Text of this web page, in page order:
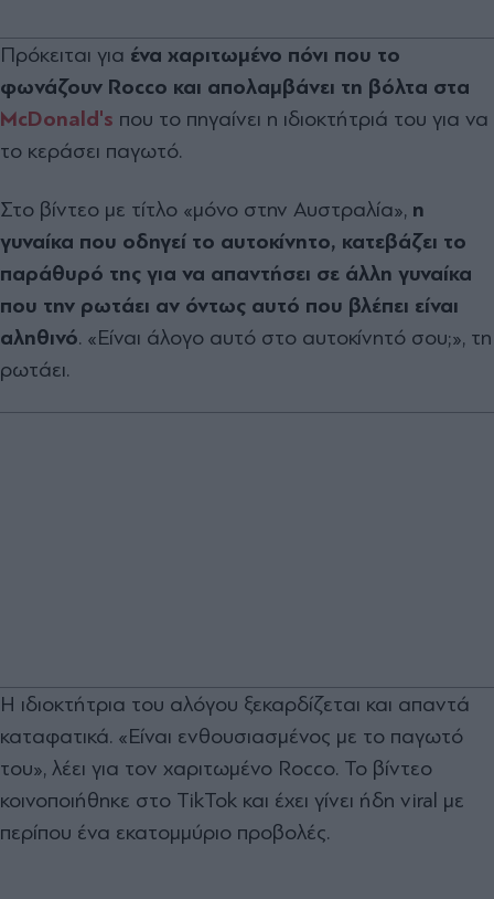
Πρόκειται για ένα χαριτωμένο πόνι που το
φωνάζουν Rocco και απολαμβάνει τη βόλτα στα
McDonald's που το πηγαίνει η ιδιοκτήτριά του για να
το κεράσει παγωτό.
Στο βίντεο με τίτλο «μόνο στην Αυστραλία», η
γυναίκα που οδηγεί το αυτοκίνητο, κατεβάζει το
παράθυρό της για να απαντήσει σε άλλη γυναίκα
που την ρωτάει αν όντως αυτό που βλέπει είναι
αληθινό. «Είναι άλογο αυτό στο αυτοκίνητό σου;», τη
ρωτάει.
Η ιδιοκτήτρια του αλόγου ξεκαρδίζεται και απαντά
καταφατικά. «Είναι ενθουσιασμένος με το παγωτό
του», λέει για τον χαριτωμένο Rocco. Το βίντεο
κοινοποιήθηκε στο TikTok και έχει γίνει ήδη viral με
περίπου ένα εκατομμύριο προβολές.